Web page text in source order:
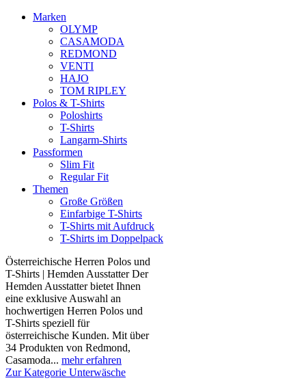
Marken
OLYMP
CASAMODA
REDMOND
VENTI
HAJO
TOM RIPLEY
Polos & T-Shirts
Poloshirts
T-Shirts
Langarm-Shirts
Passformen
Slim Fit
Regular Fit
Themen
Große Größen
Einfarbige T-Shirts
T-Shirts mit Aufdruck
T-Shirts im Doppelpack
Österreichische Herren Polos und
T-Shirts | Hemden Ausstatter Der
Hemden Ausstatter bietet Ihnen
eine exklusive Auswahl an
hochwertigen Herren Polos und
T-Shirts speziell für
österreichische Kunden. Mit über
34 Produkten von Redmond,
Casamoda... mehr erfahren
Zur Kategorie Unterwäsche